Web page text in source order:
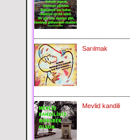
Sarılmak
Mevlid kandili